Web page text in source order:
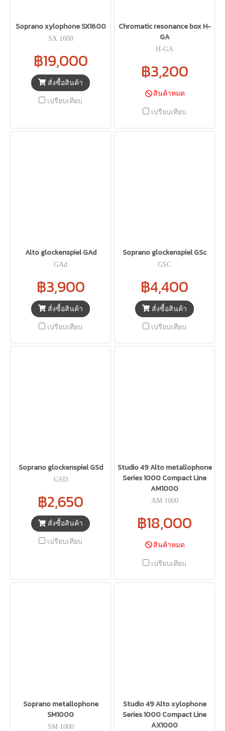
Soprano xylophone SX1600
SX 1600
฿19,000
สั่งซื้อสินค้า
เปรียบเทียบ
Chromatic resonance box H-
GA
H-GA
฿3,200
สินค้าหมด
เปรียบเทียบ
Alto glockenspiel GAd
GAd
฿3,900
สั่งซื้อสินค้า
เปรียบเทียบ
Soprano glockenspiel GSc
GSC
฿4,400
สั่งซื้อสินค้า
เปรียบเทียบ
Soprano glockenspiel GSd
GSD
฿2,650
สั่งซื้อสินค้า
เปรียบเทียบ
Studio 49 Alto metallophone
Series 1000 Compact Line
AM1000
AM 1000
฿18,000
สินค้าหมด
เปรียบเทียบ
Soprano metallophone
SM1000
SM 1000
Studio 49 Alto xylophone
Series 1000 Compact Line
AX1000